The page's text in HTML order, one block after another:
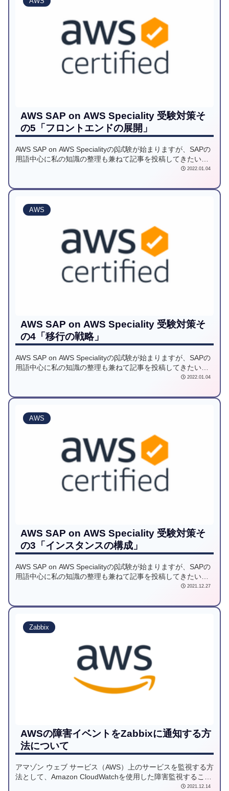
AWS SAP on AWS Speciality 受験対策そ
の5「フロントエンドの展開」
AWS SAP on AWS Specialityのβ試験が始まりますが、SAPの
用語中心に私の知識の整理も兼ねて記事を投稿してきたいと
思います。5回目は、フロントエンドの展開をご紹介します。
2022.01.04
AWS
AWS SAP on AWS Speciality 受験対策そ
の4「移行の戦略」
AWS SAP on AWS Specialityのβ試験が始まりますが、SAPの
用語中心に私の知識の整理も兼ねて記事を投稿してきたいと
思います。4回目は、SAP の移行(リフトアップ・マイグレー
2022.01.04
AWS
AWS SAP on AWS Speciality 受験対策そ
の3「インスタンスの構成」
AWS SAP on AWS Specialityのβ試験が始まりますが、SAPの
用語中心に私の知識の整理も兼ねて記事を投稿してきたいと
思います。3回目は、インスタンスの構成をご紹介します。
2021.12.27
Zabbix
AWSの障害イベントをZabbixに通知する方
法について
アマゾン ウェブ サービス（AWS）上のサービスを監視する方
法として、Amazon CloudWatchを使用した障害監視すること
が一般的ですが、オンプレミス環境で構築したノウハウや使
2021.12.14